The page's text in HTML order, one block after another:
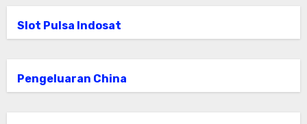
Slot Pulsa Indosat
Pengeluaran China